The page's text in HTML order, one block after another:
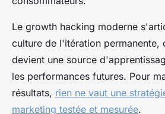
Le growth hacking moderne
culture de l'itération permanente,
devient une source
les performances futures. Pour
résultats, rien ne vaut une
marketing testée et mesurée.